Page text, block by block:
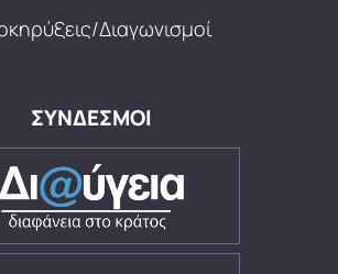
Διαγωνισμοί
ΣΥΝΔΕΣΜΟΙ